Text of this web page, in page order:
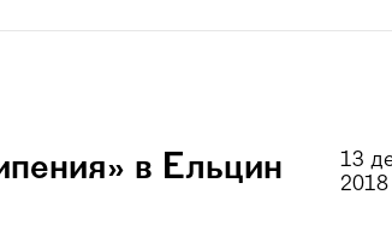
в Ельцин
13
2018